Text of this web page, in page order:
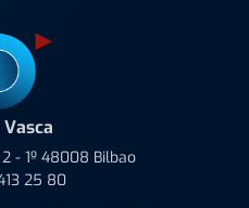
- 1º 48008 Bilbao
25 80